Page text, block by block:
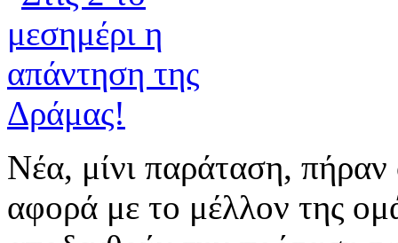
Νέα, μίνι παράταση,
αφορά με το μέλλον της